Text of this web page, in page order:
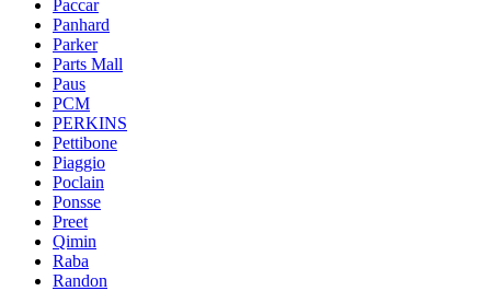
Paccar
Panhard
Parker
Parts Mall
Paus
PCM
PERKINS
Pettibone
Piaggio
Poclain
Ponsse
Preet
Qimin
Raba
Randon